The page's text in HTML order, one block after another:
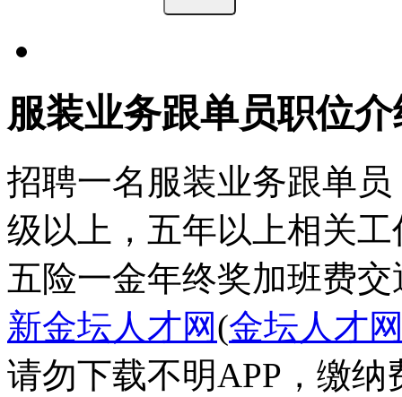
服装业务跟单员职位介
招聘一名服装业务跟单
五险一金年终奖加班费交
新金坛人才网(金坛人才
请勿下载不明APP，缴